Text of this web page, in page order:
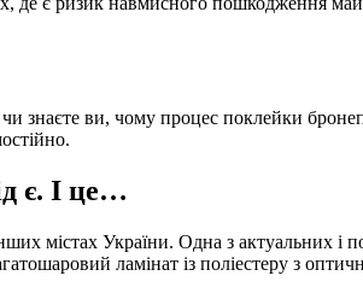
знаєте ви, чому процес поклейки
є. І це…
містах України. Одна з актуальних і
ламінат із поліестеру з